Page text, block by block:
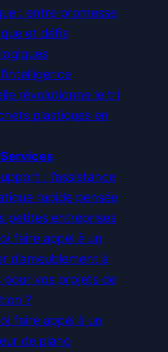
: entre promesse
et défis
révolutionne le tri
plastiques en
Services
: l’assistance
rapide pensée
petites entreprises
faire appel à un
d’ameublement à
pour vos projets de
?
faire appel à un
de piano